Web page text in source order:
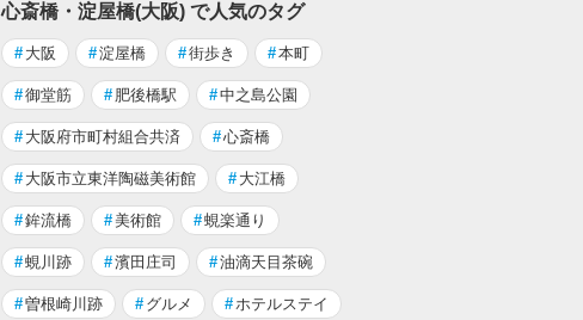
心斎橋・淀屋橋(大阪) で人気のタグ
# 大阪 #淀屋橋 #街歩き #本町
#御堂筋 # 肥後橋駅 #中之島公園
# 大阪府市町村組合共済 #心斎橋
# 大阪市立東洋陶磁美術館 # 大江橋
#鉾流橋 #美術館 #蜆楽通り
#蜆川跡 #濱田庄司 #油滴天目茶碗
#曽根崎川跡 # グルメ #ホテルステイ